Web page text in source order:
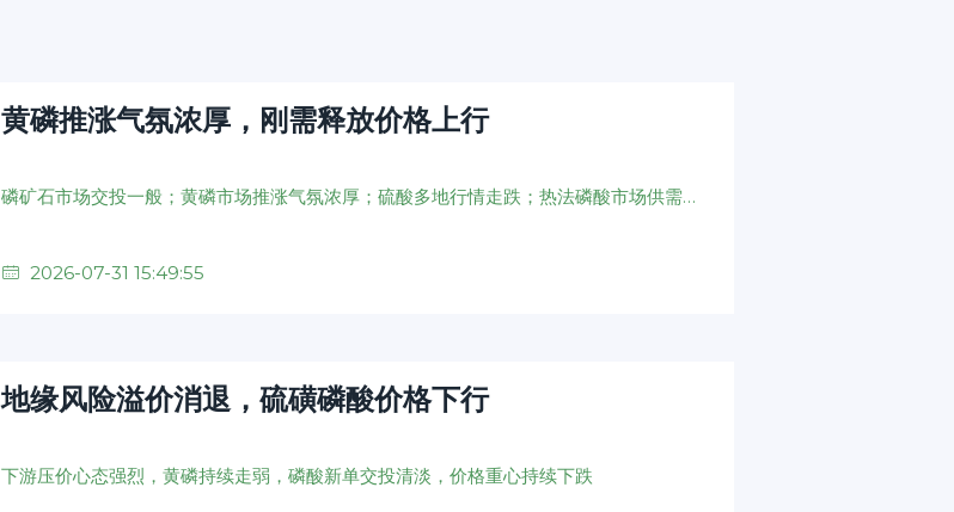
黄磷推涨气氛浓厚，刚需释放价格上行
磷矿石市场交投一般；黄磷市场推涨气氛浓厚；硫酸多地行情走跌；热法磷酸市场供需僵持；湿法净化磷酸量价齐跌；磷铵价格涨跌两难；氟化氢供应量小幅收缩
2026-07-31 15:49:55
地缘风险溢价消退，硫磺磷酸价格下行
下游压价心态强烈，黄磷持续走弱，磷酸新单交投清淡，价格重心持续下跌